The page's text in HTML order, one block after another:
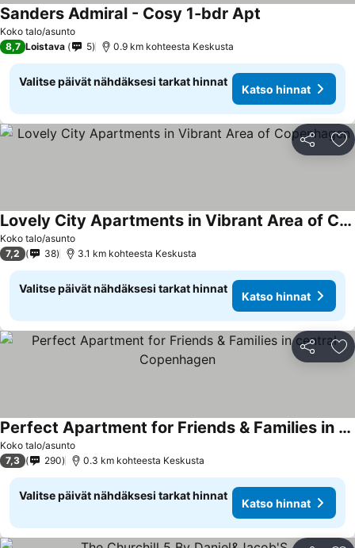
Koko talo/asunto
Sanders Admiral - Cosy 1-bdr Apt
8,7 Loistava 5 0.9 km kohteesta Keskusta
Valitse päivät nähdäksesi tarkat hinnat
Katso hinnat
Jaa
Koko talo/asunto
Lovely City Apartments in Vibrant Area of Copenhagen
7,2 38 3.1 km kohteesta Keskusta
Valitse päivät nähdäksesi tarkat hinnat
Katso hinnat
Jaa
Koko talo/asunto
Perfect Apartment for Friends & Families in central Copenhagen
7,3 290 0.3 km kohteesta Keskusta
Valitse päivät nähdäksesi tarkat hinnat
Katso hinnat